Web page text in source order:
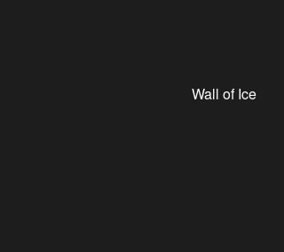
Wall of Ice